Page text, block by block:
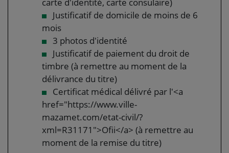
carte d'identité, carte consulaire)
Justificatif de domicile de moins de 6
mois
3 photos d'identité
Justificatif de paiement du droit de
timbre (à remettre au moment de la
délivrance du titre)
Certificat médical délivré par l'<a
href="https://www.ville-
mazamet.com/etat-civil/?
xml=R31171">Ofii</a> (à remettre au
moment de la remise du titre)